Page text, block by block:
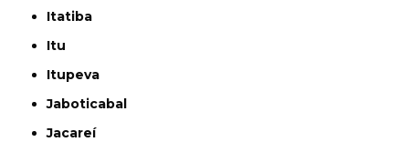
Itatiba
Itu
Itupeva
Jaboticabal
Jacareí